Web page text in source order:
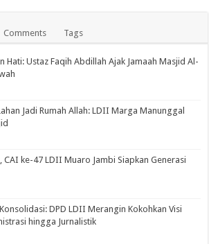
Comments Tags
Hati: Ustaz Faqih Abdillah Ajak Jamaah Masjid Al-
Jadi Rumah Allah: LDII Marga Manunggal
CAI ke-47 LDII Muaro Jambi Siapkan Generasi
DPD LDII Merangin Kokohkan Visi
hingga Jurnalistik